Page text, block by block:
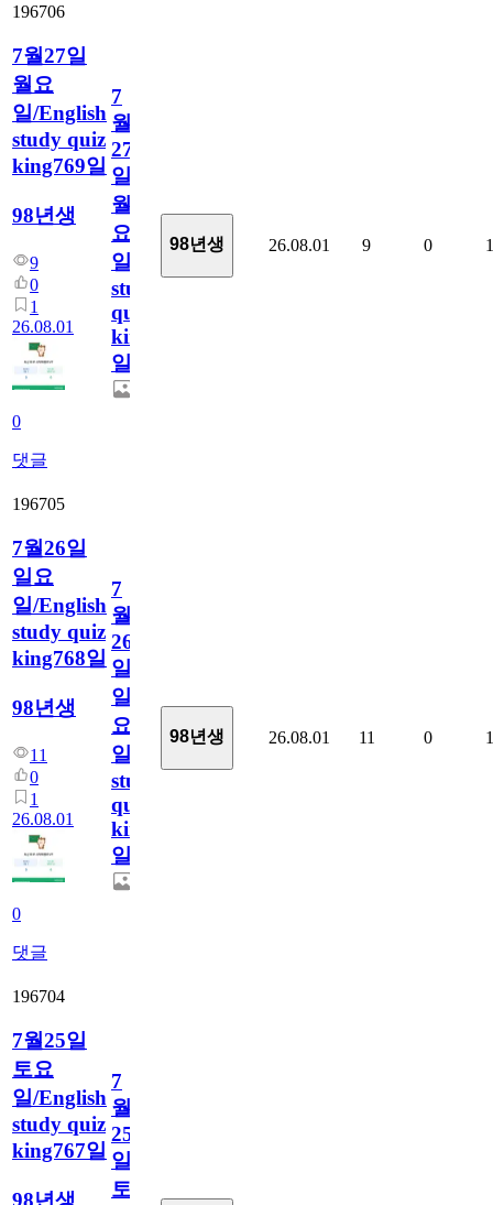
196706
7월27일
월요
일/English
study quiz
king769일
98년생
9
0
1
26.08.01
0
댓글
7
월
27
일
월
요
일/English
study
quiz
king769
일
98년생 26.08.01 9 0 1
196705
7월26일
일요
일/English
study quiz
king768일
98년생
11
0
1
26.08.01
0
댓글
7
월
26
일
일
요
일/English
study
quiz
king768
일
98년생 26.08.01 11 0 1
196704
7월25일
토요
일/English
study quiz
king767일
98년생
7
월
25
일
토